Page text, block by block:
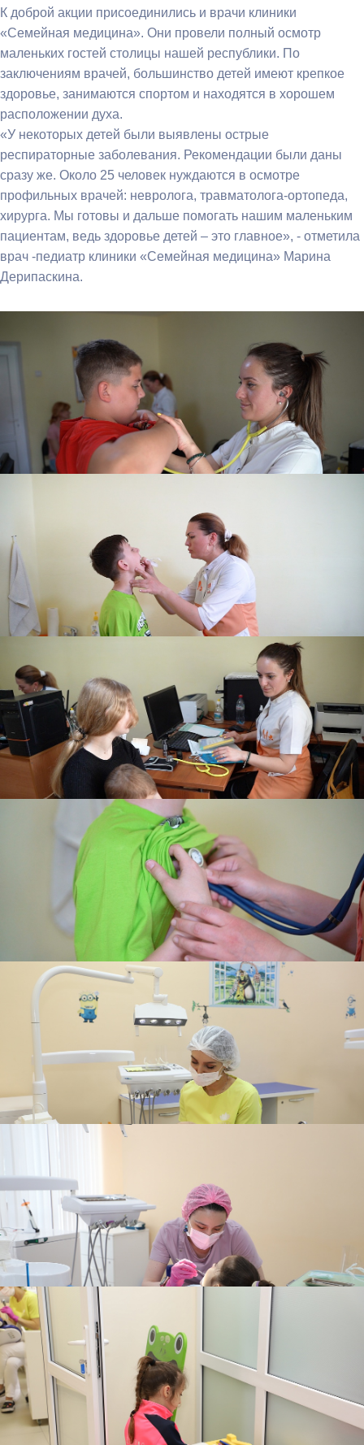
К доброй акции присоединились и врачи клиники
«Семейная медицина». Они провели полный осмотр
маленьких гостей столицы нашей республики. По
заключениям врачей, большинство детей имеют крепкое
здоровье, занимаются спортом и находятся в хорошем
расположении духа.
«У некоторых детей были выявлены острые
респираторные заболевания. Рекомендации были даны
сразу же. Около 25 человек нуждаются в осмотре
профильных врачей: невролога, травматолога-ортопеда,
хирурга. Мы готовы и дальше помогать нашим маленьким
пациентам, ведь здоровье детей – это главное», - отметила
врач -педиатр клиники «Семейная медицина» Марина
Дерипаскина.